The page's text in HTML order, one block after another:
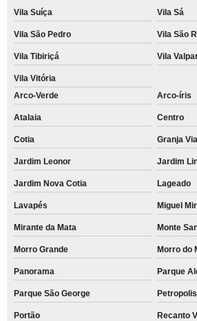
Vila Suíça Vila Sá
Vila São Pedro Vila São
Vila Tibiriçá Vila
Vila Vitória
Arco-Verde
Arco-íris
Atalaia Centro
Cotia Granja
Jardim Leonor Jardim
Jardim Nova Cotia Lageado
Lavapés Miguel
Mirante da Mata Monte
Morro Grande Morro do
Panorama Parque
Parque São George Petropolis
Portão Recanto